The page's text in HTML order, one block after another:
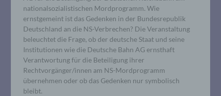
nationalsozialistischen Mordprogramm. Wie
ernstgemeint ist das Gedenken in der Bundesrepublik
Deutschland an die NS-Verbrechen? Die Veranstaltung
beleuchtet die Frage, ob der deutsche Staat und seine
Institutionen wie die Deutsche Bahn AG ernsthaft
Verantwortung für die Beteiligung ihrer
Rechtvorgänger/innen am NS-Mordprogramm
übernehmen oder ob das Gedenken nur symbolisch
bleibt.